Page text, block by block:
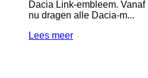
Dacia Link-embleem. Vanaf
nu dragen alle Dacia-m...
Lees meer